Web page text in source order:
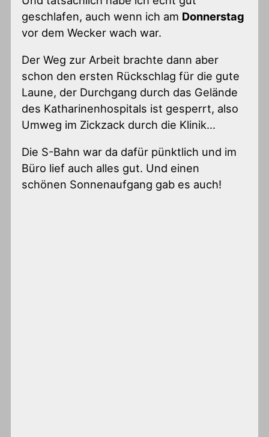
geschlafen, auch wenn ich am Donnerstag
vor dem Wecker wach war.
Der Weg zur Arbeit brachte dann aber
schon den ersten Rückschlag für die gute
Laune, der Durchgang durch das Gelände
des Katharinenhospitals ist gesperrt, also
Umweg im Zickzack durch die Klinik…
Die S-Bahn war da dafür pünktlich und im
Büro lief auch alles gut. Und einen
schönen Sonnenaufgang gab es auch!